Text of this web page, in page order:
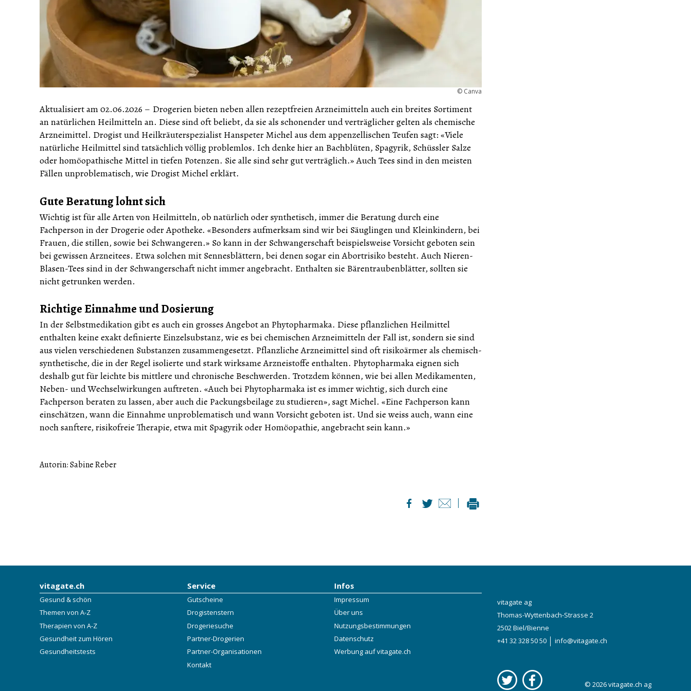
© Canva
Aktualisiert am 02.06.2026 – Drogerien bieten neben allen rezeptfreien Arzneimitteln auch ein breites Sortiment
an natürlichen Heilmitteln an. Diese sind oft beliebt, da sie als schonender und verträglicher gelten als chemische
Arzneimittel. Drogist und Heilkräuterspezialist Hanspeter Michel aus dem appenzellischen Teufen sagt: «Viele
natürliche Heilmittel sind tatsächlich völlig problemlos. Ich denke hier an Bachblüten, Spagyrik, Schüssler Salze
oder homöopathische Mittel in tiefen Potenzen. Sie alle sind sehr gut verträglich.» Auch Tees sind in den meisten
Fällen unproblematisch, wie Drogist Michel erklärt.
Gute Beratung lohnt sich
Wichtig ist für alle Arten von Heilmitteln, ob natürlich oder synthetisch, immer die Beratung durch eine
Fachperson in der Drogerie oder Apotheke. «Besonders aufmerksam sind wir bei Säuglingen und Kleinkindern, bei
Frauen, die stillen, sowie bei Schwangeren.» So kann in der Schwangerschaft beispielsweise Vorsicht geboten sein
bei gewissen Arzneitees. Etwa solchen mit Sennesblättern, bei denen sogar ein Abortrisiko besteht. Auch Nieren-
Blasen-Tees sind in der Schwangerschaft nicht immer angebracht. Enthalten sie Bärentraubenblätter, sollten sie
nicht getrunken werden.
Richtige Einnahme und Dosierung
In der Selbstmedikation gibt es auch ein grosses Angebot an Phytopharmaka. Diese pflanzlichen Heilmittel
enthalten keine exakt definierte Einzelsubstanz, wie es bei chemischen Arzneimitteln der Fall ist, sondern sie sind
aus vielen verschiedenen Substanzen zusammengesetzt. Pflanzliche Arzneimittel sind oft risikoärmer als chemisch-
synthetische, die in der Regel isolierte und stark wirksame Arzneistoffe enthalten. Phytopharmaka eignen sich
deshalb gut für leichte bis mittlere und chronische Beschwerden. Trotzdem können, wie bei allen Medikamenten,
Neben- und Wechselwirkungen auftreten. «Auch bei Phytopharmaka ist es immer wichtig, sich durch eine
Fachperson beraten zu lassen, aber auch die Packungsbeilage zu studieren», sagt Michel. «Eine Fachperson kann
einschätzen, wann die Einnahme unproblematisch und wann Vorsicht geboten ist. Und sie weiss auch, wann eine
noch sanftere, risikofreie Therapie, etwa mit Spagyrik oder Homöopathie, angebracht sein kann.»
Autorin: Sabine Reber
vitagate.ch
Gesund & schön
Themen von A-Z
Therapien von A-Z
Gesundheit zum Hören
Gesundheitstests
Service
Gutscheine
Drogistenstern
Drogeriesuche
Partner-Drogerien
Partner-Organisationen
Kontakt
Infos
Impressum
Über uns
Nutzungsbestimmungen
Datenschutz
Werbung auf vitagate.ch
vitagate ag
Thomas-Wyttenbach-Strasse 2
2502 Biel/Bienne
+41 32 328 50 50
info@vitagate.ch
© 2026vitagate.ch ag